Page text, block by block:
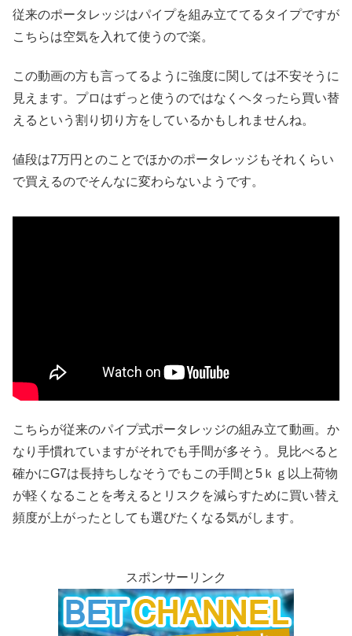
従来のポータレッジはパイプを組み立ててるタイプですが
こちらは空気を入れて使うので楽。
この動画の方も言ってるように強度に関しては不安そうに
見えます。プロはずっと使うのではなくヘタったら買い替
えるという割り切り方をしているかもしれませんね。
値段は7万円とのことでほかのポータレッジもそれくらい
で買えるのでそんなに変わらないようです。
こちらが従来のパイプ式ポータレッジの組み立て動画。か
なり手慣れていますがそれでも手間が多そう。見比べると
確かにG7は長持ちしなそうでもこの手間と5ｋｇ以上荷物
が軽くなることを考えるとリスクを減らすために買い替え
頻度が上がったとしても選びたくなる気がします。
スポンサーリンク